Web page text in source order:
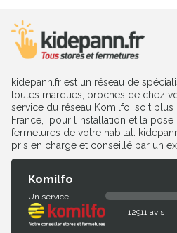
kidepann.fr est un réseau de
toutes marques, proches de chez
service du réseau Komilfo, soit
France, pour l’installation et la
fermetures de votre habitat.
pris en charge et conseillé par un
Komilfo
Un service
12911 avis